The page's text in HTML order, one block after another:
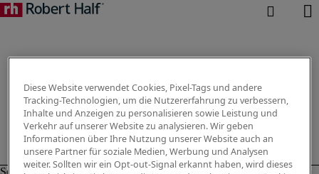
Diese Website verwendet Cookies, Pixel-Tags und andere
Tracking-Technologien, um die Nutzererfahrung zu verbessern,
Inhalte und Anzeigen zu personalisieren sowie Leistung und
Verkehr auf unserer Website zu analysieren. Wir geben
Informationen über Ihre Nutzung unserer Website auch an
unsere Partner für soziale Medien, Werbung und Analysen
weiter. Sollten wir ein Opt-out-Signal erkannt haben, wird dieses